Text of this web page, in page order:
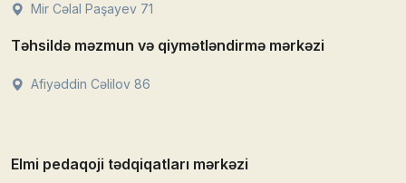
Mir Cəlal Paşayev 71
Təhsildə məzmun və qiymətləndirmə mərkəzi
Afiyəddin Cəlilov 86
Elmi pedaqoji tədqiqatları mərkəzi